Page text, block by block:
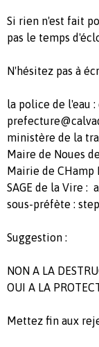
Si rien n'est fait
pas le temps
N'hésitez pas à
la police de l'eau :
ministère de la
Maire de Noues
Mairie de CHamp
SAGE de la Vire :
sous-préfète :
Suggestion :
NON A LA
OUI A LA
Mettez fin aux